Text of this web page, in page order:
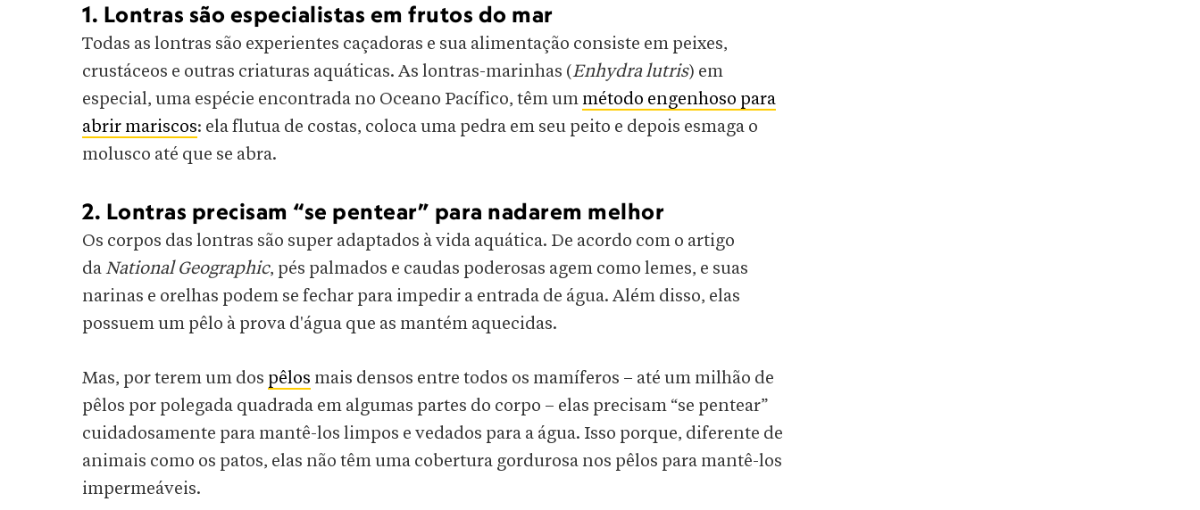
1. Lontras são especialistas em frutos do mar
Todas as lontras são experientes caçadoras e sua alimentação consiste em peixes,
crustáceos e outras criaturas aquáticas. As lontras-marinhas (Enhydra lutris) em
especial, uma espécie encontrada no Oceano Pacífico, têm um método engenhoso para
abrir mariscos: ela flutua de costas, coloca uma pedra em seu peito e depois esmaga o
molusco até que se abra.
2. Lontras precisam “se pentear” para nadarem melhor
Os corpos das lontras são super adaptados à vida aquática. De acordo com o artigo
daNational Geographic, pés palmados e caudas poderosas agem como lemes, e suas
narinas e orelhas podem se fechar para impedir a entrada de água. Além disso, elas
possuem um pêlo à prova d'água que as mantém aquecidas.
Mas, por terem um dos pêlos mais densos entre todos os mamíferos – até um milhão de
pêlos por polegada quadrada em algumas partes do corpo – elas precisam “se pentear”
cuidadosamente para mantê-los limpos e vedados para a água. Isso porque, diferente de
animais como os patos, elas não têm uma cobertura gordurosa nos pêlos para mantê-los
impermeáveis.